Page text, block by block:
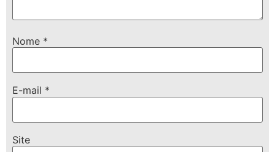
Nome *
E-mail *
Site